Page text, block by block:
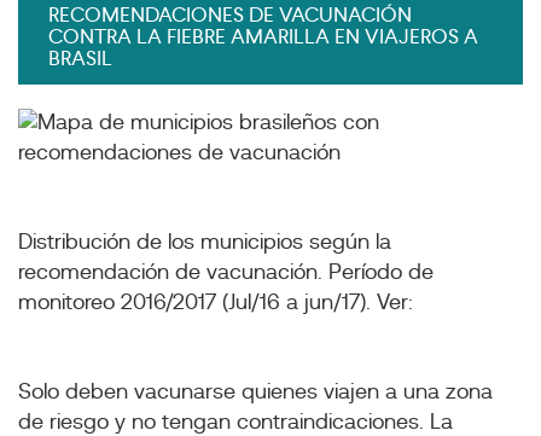
RECOMENDACIONES DE VACUNACIÓN
CONTRA LA FIEBRE AMARILLA EN VIAJEROS A
BRASIL
Distribución de los municipios según la
recomendación de vacunación. Período de
monitoreo 2016/2017 (Jul/16 a jun/17). Ver:
Solo deben vacunarse quienes viajen a una zona
de riesgo y no tengan contraindicaciones. La